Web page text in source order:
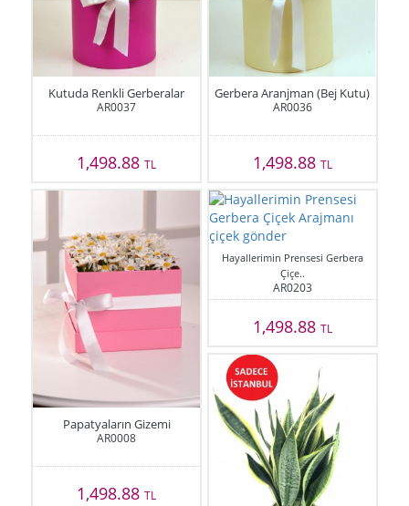
Kutuda Renkli Gerberalar
AR0037
1,498.88TL
Gerbera Aranjman (Bej Kutu)
AR0036
1,498.88 TL
Papatyaların Gizemi
AR0008
1,498.88TL
Hayallerimin Prensesi Gerbera
Çiçe..
AR0203
1,498.88 TL